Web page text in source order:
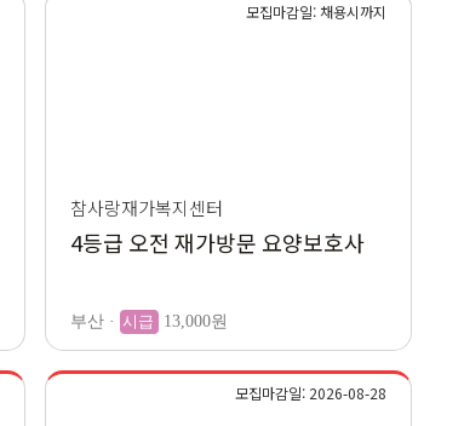
모집마감일: 채용시까지
참사랑재가복지센터
4등급 오전 재가방문 요양보호사
부산 · 시급 13,000원
모집마감일: 2026-08-28